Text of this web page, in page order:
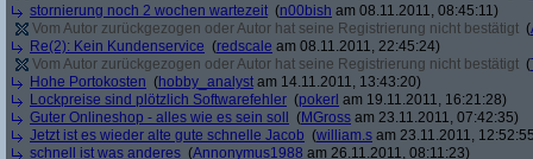
stornierung noch 2 wochen wartezeit (n00bish am 08.11.2011, 08:45:11)
Vom Autor zurückgezogen oder Autor hat seine Registrierung nicht bestätigt (
Re(2): Kein Kundenservice (redscale am 08.11.2011, 22:45:24)
Vom Autor zurückgezogen oder Autor hat seine Registrierung nicht bestätigt (
Hohe Portokosten (hobby_analyst am 14.11.2011, 13:43:20)
Lockpreise sind plötzlich Softwarefehler (pokerl am 19.11.2011, 16:21:28)
Guter Onlineshop - alles wie es sein soll
(MGross am 23.11.2011, 07:42:35)
Jetzt ist es wieder alte gute schnelle Jacob (william.s am 23.11.2011,
schnell ist was anderes (Annonymus1988 am 26.11.2011, 08:11:23)